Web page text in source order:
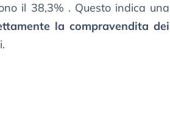
il 38,3% . Questo indica una
la compravendita dei